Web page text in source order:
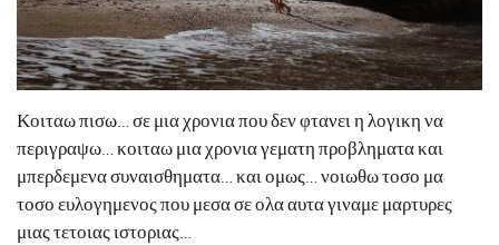
Κοιταω πισω… σε μια χρονια που δεν φτανει η λογικη να
περιγραψω… κοιταω μια χρονια γεματη προβληματα και
μπερδεμενα συναισθηματα… και ομως… νοιωθω τοσο μα
τοσο ευλογημενος που μεσα σε ολα αυτα γιναμε μαρτυρες
μιας τετοιας ιστοριας…